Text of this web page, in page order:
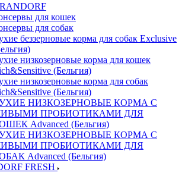
для кошек
для собак
беззерновые корма для собак Exclusive
низкозерновые корма для кошек
(Бельгия)
низкозерновые корма для собак
(Бельгия)
НИЗКОЗЕРНОВЫЕ КОРМА С
ПРОБИОТИКАМИ ДЛЯ
Advanced (Бельгия)
НИЗКОЗЕРНОВЫЕ КОРМА С
ПРОБИОТИКАМИ ДЛЯ
Advanced (Бельгия)
FRESH